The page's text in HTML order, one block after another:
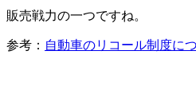
販売戦力の一つですね。
参考： 自動車のリコール制度に